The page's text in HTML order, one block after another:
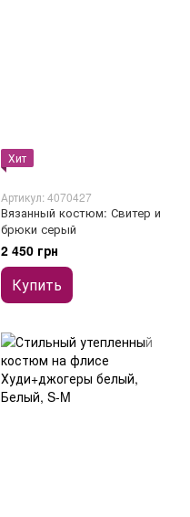
Хит
Артикул: 4070427
Вязанный костюм: Свитер и
брюки серый
2 450 грн
Купить